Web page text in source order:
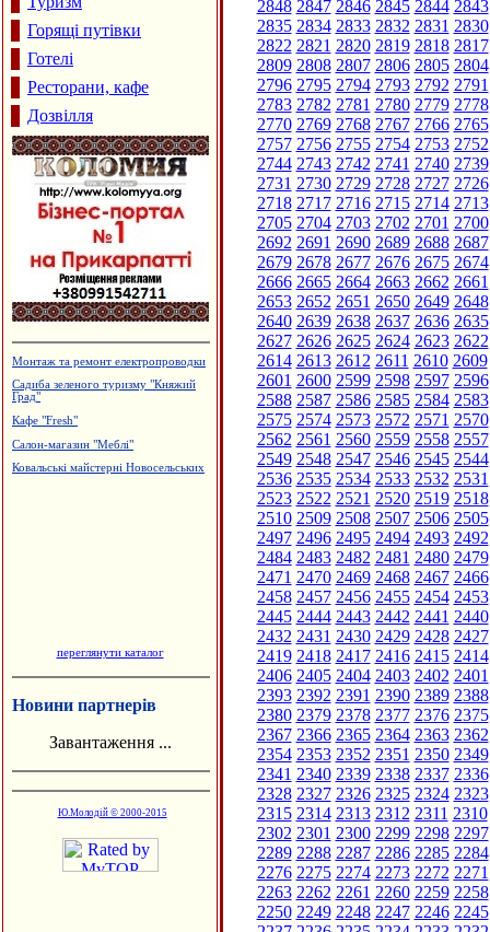
Горящі путівки
Готелі
Ресторани, кафе
Дозвілля
Монтаж та ремонт електропроводки
Садиба зеленого туризму "Княжий
Град"
Кафе "Fresh"
Салон-магазин "Меблі"
Ковальські майстерні Новосельських
переглянути каталог
Новини партнерів
Завантаження ...
Ю.Молодій © 2000-2015
2848 2847 2846 2845 2844 2843
2835 2834 2833 2832 2831 2830
2822 2821 2820 2819 2818 2817
2809 2808 2807 2806 2805 2804
2796 2795 2794 2793 2792 2791
2783 2782 2781 2780 2779 2778
2770 2769 2768 2767 2766 2765
2757 2756 2755 2754 2753 2752
2744 2743 2742 2741 2740 2739
2731 2730 2729 2728 2727 2726
2718 2717 2716 2715 2714 2713
2705 2704 2703 2702 2701 2700
2692 2691 2690 2689 2688 2687
2679 2678 2677 2676 2675 2674
2666 2665 2664 2663 2662 2661
2653 2652 2651 2650 2649 2648
2640 2639 2638 2637 2636 2635
2627 2626 2625 2624 2623 2622
2614 2613 2612 2611 2610 2609
2601 2600 2599 2598 2597 2596
2588 2587 2586 2585 2584 2583
2575 2574 2573 2572 2571 2570
2562 2561 2560 2559 2558 2557
2549 2548 2547 2546 2545 2544
2536 2535 2534 2533 2532 2531
2523 2522 2521 2520 2519 2518
2510 2509 2508 2507 2506 2505
2497 2496 2495 2494 2493 2492
2484 2483 2482 2481 2480 2479
2471 2470 2469 2468 2467 2466
2458 2457 2456 2455 2454 2453
2445 2444 2443 2442 2441 2440
2432 2431 2430 2429 2428 2427
2419 2418 2417 2416 2415 2414
2406 2405 2404 2403 2402 2401
2393 2392 2391 2390 2389 2388
2380 2379 2378 2377 2376 2375
2367 2366 2365 2364 2363 2362
2354 2353 2352 2351 2350 2349
2341 2340 2339 2338 2337 2336
2328 2327 2326 2325 2324 2323
2315 2314 2313 2312 2311 2310
2302 2301 2300 2299 2298 2297
2289 2288 2287 2286 2285 2284
2276 2275 2274 2273 2272 2271
2263 2262 2261 2260 2259 2258
2250 2249 2248 2247 2246 2245